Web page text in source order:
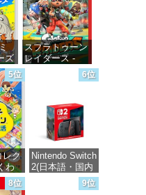
ズ
スプラトゥーン
レイダース -
Switch2
5位
レク
わ
6位
Nintendo Switch
2(日本語・国内
8位 9位